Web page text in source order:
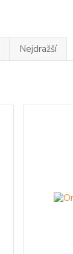
Nejdražší